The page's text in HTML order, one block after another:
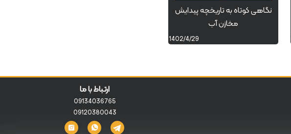
نگاهی کوتاه به تاریخچه پیدایش
مخازن آب
1402/4/29
ارتباط با ما
09134036765
09120380043